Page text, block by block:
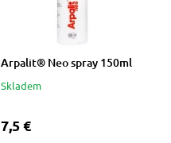
Arpalit® Neo spray 150ml
Skladem
7,5 €